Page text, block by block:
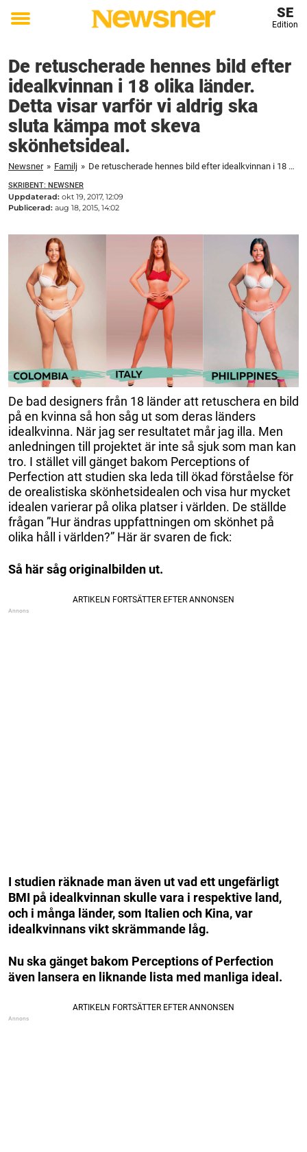
Toggle
SE
Edition
De retuscherade hennes bild efter
idealkvinnan i 18 olika länder.
Detta visar varför vi aldrig ska
sluta kämpa mot skeva
skönhetsideal.
Newsner » Familj » De retuscherade hennes bild efter idealkvinnan i 18 olika länder. Detta visar varför vi aldrig ska sluta kämpa mot skeva skönhetsideal.
SKRIBENT: NEWSNER
Uppdaterad: okt 19, 2017, 12:09
Publicerad: aug 18, 2015, 14:02
De bad designers från 18 länder att retuschera en bild
på en kvinna så hon såg ut som deras länders
idealkvinna. När jag ser resultatet mår jag illa. Men
anledningen till projektet är inte så sjuk som man kan
tro. I stället vill gänget bakom Perceptions of
Perfection att studien ska leda till ökad förståelse för
de orealistiska skönhetsidealen och visa hur mycket
idealen varierar på olika platser i världen. De ställde
frågan ”Hur ändras uppfattningen om skönhet på
olika håll i världen?” Här är svaren de fick:
Så här såg originalbilden ut.
I studien räknade man även ut vad ett ungefärligt
BMI på idealkvinnan skulle vara i respektive land,
och i många länder, som Italien och Kina, var
idealkvinnans vikt skrämmande låg.
Nu ska gänget bakom Perceptions of Perfection
även lansera en liknande lista med manliga ideal.